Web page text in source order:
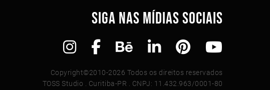
SIGA NAS MÍDIAS SOCIAIS
Copyright©2010-2026 Todos os direitos reservados
TOSS Studio . Curitiba-PR . CNPJ: 11.432.963/0001-80